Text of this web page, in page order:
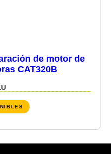
de motor de
CAT320B